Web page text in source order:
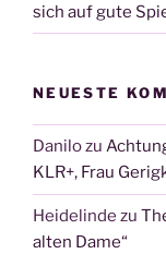
sich auf gute
NEUESTE
Danilozu
KLR+, Frau
Heidelinde zu
alten Dame“